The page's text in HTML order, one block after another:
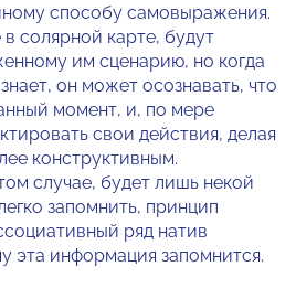
способу самовыражения.
солярной карте, будут
им сценарию, но когда
он может осознавать, что
момент, и, по мере
свои действия, делая
конструктивным.
случае, будет лишь некой
запомнить, принцип
ряд натив
эта информация запомнится.